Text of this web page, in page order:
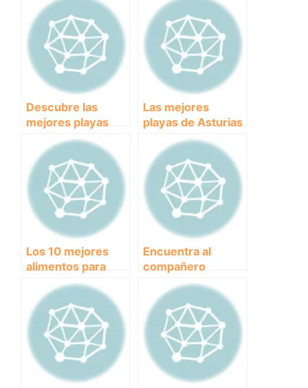
Descubre las
mejores playas
para perros en
Fuengirola y
disfruta del verano
junto a tu mascota
Las mejores
playas de Asturias
para disfrutar con
tu perro
Los 10 mejores
alimentos para
perros: una guía
completa para una
alimentación
saludable
Encuentra al
compañero
perfecto: El mejor
perro para
convivir con niños